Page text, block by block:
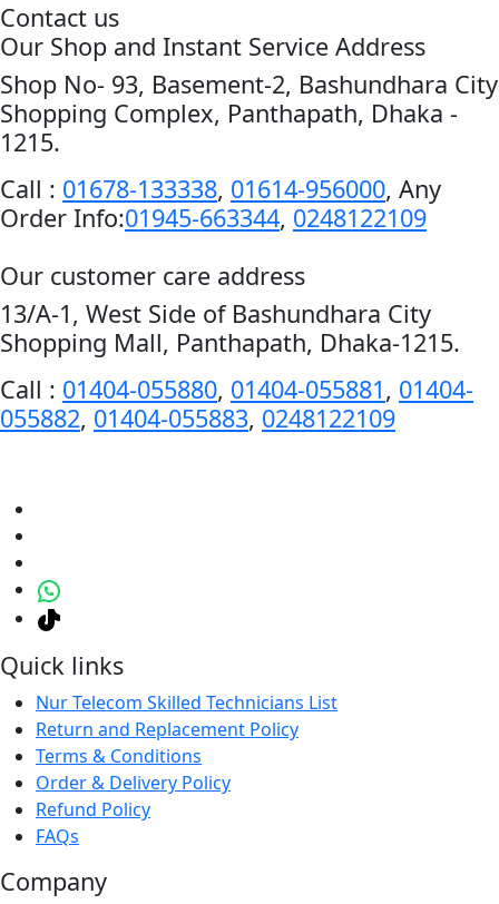
Contact us
Our Shop and Instant Service Address
Shop No- 93, Basement-2, Bashundhara City
Shopping Complex, Panthapath, Dhaka -
1215.
Call : 01678-133338, 01614-956000, Any
Order Info:01945-663344, 0248122109
Our customer care address
13/A-1, West Side of Bashundhara City
Shopping Mall, Panthapath, Dhaka-1215.
Call : 01404-055880, 01404-055881, 01404-
055882, 01404-055883, 0248122109
Quick links
Nur Telecom Skilled Technicians List
Return and Replacement Policy
Terms & Conditions
Order & Delivery Policy
Refund Policy
FAQs
Company